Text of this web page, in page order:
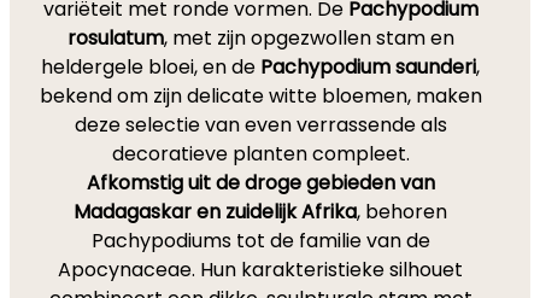
variëteit met ronde vormen. De Pachypodium
rosulatum, met zijn opgezwollen stam en
heldergele bloei, en de Pachypodium saunderi,
bekend om zijn delicate witte bloemen, maken
deze selectie van even verrassende als
decoratieve planten compleet.
Afkomstig uit de droge gebieden van
Madagaskar en zuidelijk Afrika, behoren
Pachypodiums tot de familie van de
Apocynaceae. Hun karakteristieke silhouet